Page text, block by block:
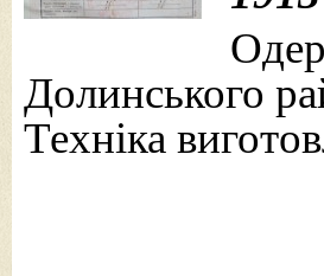
Долинського
Техніка